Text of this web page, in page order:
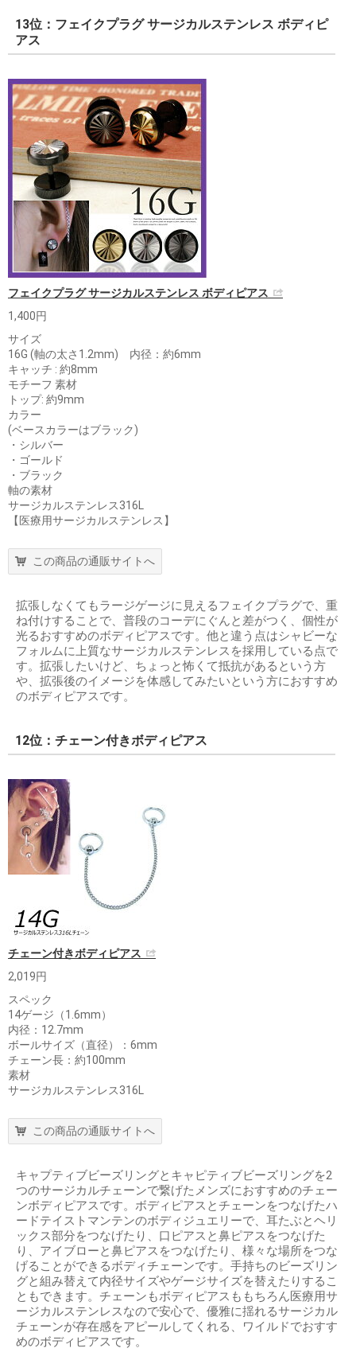
13位：フェイクプラグ サージカルステンレス ボディピ
アス
フェイクプラグ サージカルステンレス ボディピアス
1,400円
サイズ
16G (軸の太さ1.2mm) 内径：約6mm
キャッチ : 約8mm
モチーフ 素材
トップ: 約9mm
カラー
(ベースカラーはブラック)
・シルバー
・ゴールド
・ブラック
軸の素材
サージカルステンレス316L
【医療用サージカルステンレス】
この商品の通販サイトへ
拡張しなくてもラージゲージに見えるフェイクプラグで、重
ね付けすることで、普段のコーデにぐんと差がつく、個性が
光るおすすめのボディピアスです。他と違う点はシャビーな
フォルムに上質なサージカルステンレスを採用している点で
す。拡張したいけど、ちょっと怖くて抵抗があるという方
や、拡張後のイメージを体感してみたいという方におすすめ
のボディピアスです。
12位：チェーン付きボディピアス
チェーン付きボディピアス
2,019円
スペック
14ゲージ（1.6mm）
内径：12.7mm
ボールサイズ（直径）：6mm
チェーン長：約100mm
素材
サージカルステンレス316L
この商品の通販サイトへ
キャプティブビーズリングとキャピティブビーズリングを2
つのサージカルチェーンで繋げたメンズにおすすめのチェー
ンボディピアスです。ボディピアスとチェーンをつなげたハ
ードテイストマンテンのボディジュエリーで、耳たぶとヘリ
ックス部分をつなげたり、口ピアスと鼻ピアスをつなげた
り、アイブローと鼻ピアスをつなげたり、様々な場所をつな
げることができるボディチェーンです。手持ちのビーズリン
グと組み替えて内径サイズやゲージサイズを替えたりするこ
ともできます。チェーンもボディピアスももちろん医療用サ
ージカルステンレスなので安心で、優雅に揺れるサージカル
チェーンが存在感をアピールしてくれる、ワイルドでおすす
めのボディピアスです。